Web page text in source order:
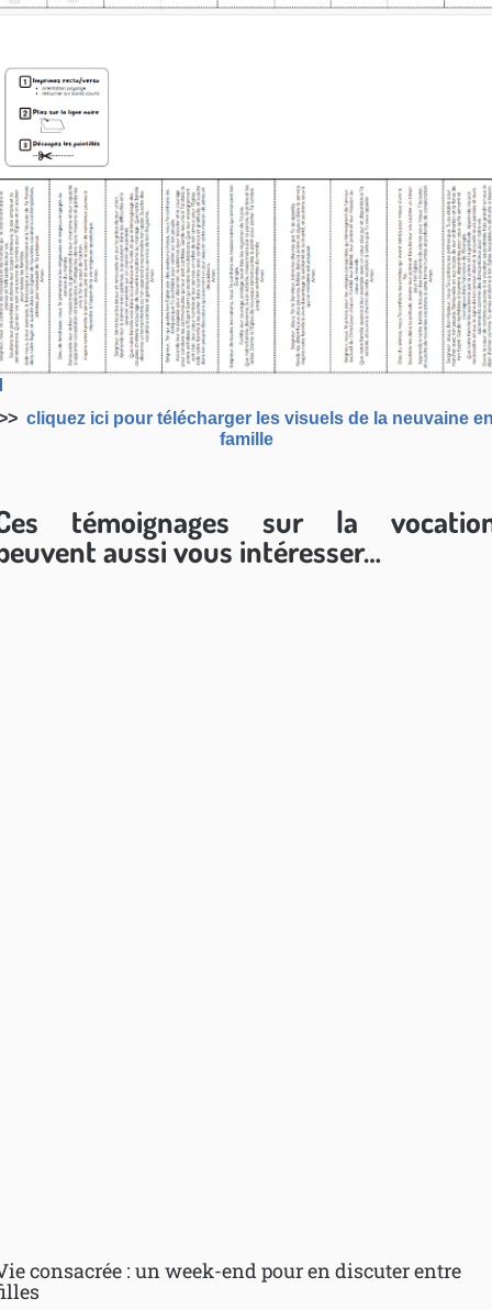
cliquez ici pour télécharger les visuels de la neuvaine
famille
témoignages sur la
aussi vous intéresser…
consacrée : un week-end pour en discuter entre